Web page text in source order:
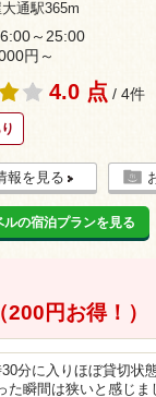
通駅365m
～25:00
円～
4.0 点 / 4件
報を見る
ルの宿泊プランを見る
円お得！）
分に入りほぼ貸切状
た瞬間は狭いと感じ